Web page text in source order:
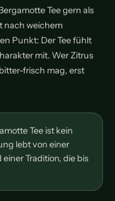
Tee gern als
nach weichem
Punkt: Der Tee fühlt
mit. Wer Zitrus
frisch mag, erst
Tee ist kein
lebt von einer
Tradition, die bis